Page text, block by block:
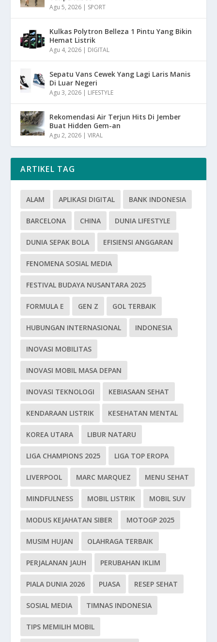
Agu 5, 2026 | SPORT
Kulkas Polytron Belleza 1 Pintu Yang Bikin
Hemat Listrik
Agu 4, 2026 | DIGITAL
Sepatu Vans Cewek Yang Lagi Laris Manis
Di Luar Negeri
Agu 3, 2026 | LIFESTYLE
Rekomendasi Air Terjun Hits Di Jember
Buat Hidden Gem-an
Agu 2, 2026 |VIRAL
ARTIKEL TAG
ALAM APLIKASI DIGITAL BANK INDONESIA
BARCELONA CHINA DUNIA LIFESTYLE
DUNIA SEPAK BOLA EFISIENSI ANGGARAN
FENOMENA SOSIAL MEDIA
FESTIVAL BUDAYA NUSANTARA 2025
FORMULA E GEN Z GOL TERBAIK
HUBUNGAN INTERNASIONAL INDONESIA
INOVASI MOBILITAS
INOVASI MOBIL MASA DEPAN
INOVASI TEKNOLOGI KEBIASAAN SEHAT
KENDARAAN LISTRIK KESEHATAN MENTAL
KOREA UTARA LIBUR NATARU
LIGA CHAMPIONS 2025 LIGA TOP EROPA
LIVERPOOL MARC MARQUEZ MENU SEHAT
MINDFULNESS MOBIL LISTRIK MOBIL SUV
MODUS KEJAHATAN SIBER MOTOGP 2025
MUSIM HUJAN OLAHRAGA TERBAIK
PERJALANAN JAUH PERUBAHAN IKLIM
PIALA DUNIA 2026 PUASA RESEP SEHAT
SOSIAL MEDIA TIMNAS INDONESIA
TIPS MEMILIH MOBIL